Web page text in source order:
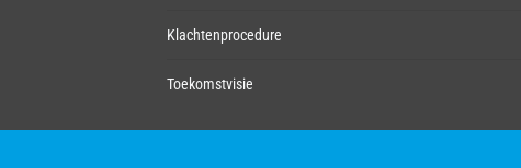
Klachtenprocedure
Toekomstvisie